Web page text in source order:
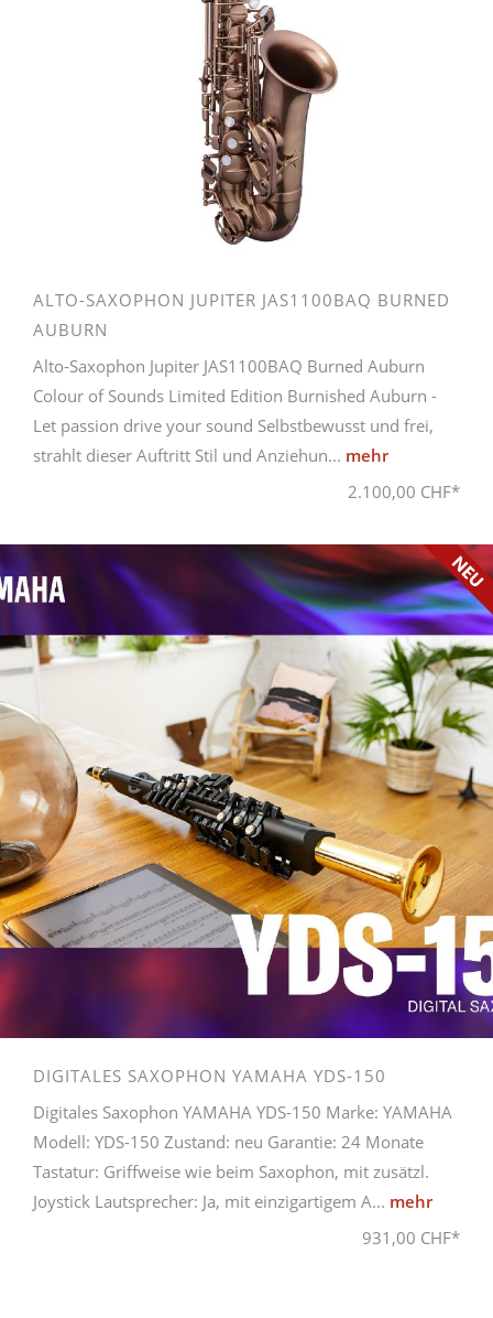
ALTO-SAXOPHON JUPITER JAS1100BAQ BURNED
AUBURN
Alto-Saxophon Jupiter JAS1100BAQ Burned Auburn
Colour of Sounds Limited Edition Burnished Auburn -
Let passion drive your sound Selbstbewusst und frei,
strahlt dieser Auftritt Stil und Anziehun... mehr
2.100,00 CHF*
DIGITALES SAXOPHON YAMAHA YDS-150
Digitales Saxophon YAMAHA YDS-150 Marke: YAMAHA
Modell: YDS-150 Zustand: neu Garantie: 24 Monate
Tastatur: Griffweise wie beim Saxophon, mit zusätzl.
Joystick Lautsprecher: Ja, mit einzigartigem A... mehr
931,00 CHF*